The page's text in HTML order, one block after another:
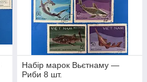
Набір марок Вьєтнаму —
Риби 8 шт.